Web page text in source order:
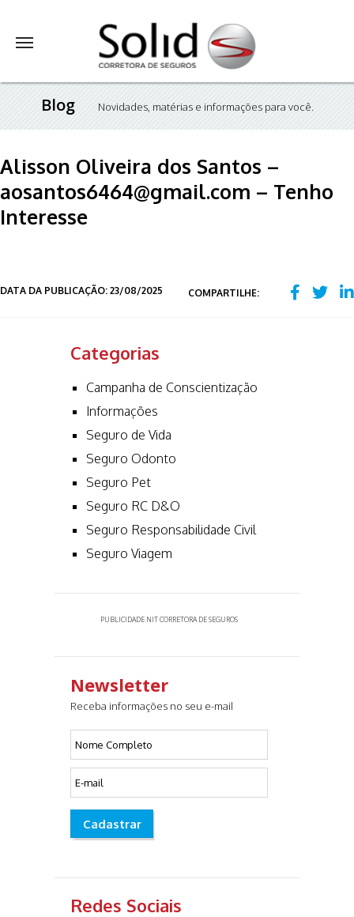
Blog Novidades, matérias e informações para você.
Alisson Oliveira dos Santos –
aosantos6464@gmail.com – Tenho
Interesse
DATA DA PUBLICAÇÃO: 23/08/2025 COMPARTILHE:
Categorias
Campanha de Conscientização
Informações
Seguro de Vida
Seguro Odonto
Seguro Pet
Seguro RC D&O
Seguro Responsabilidade Civil
Seguro Viagem
PUBLICIDADE NIT CORRETORA DE SEGUROS
Newsletter
Receba informações no seu e-mail
Cadastrar
Redes Sociais